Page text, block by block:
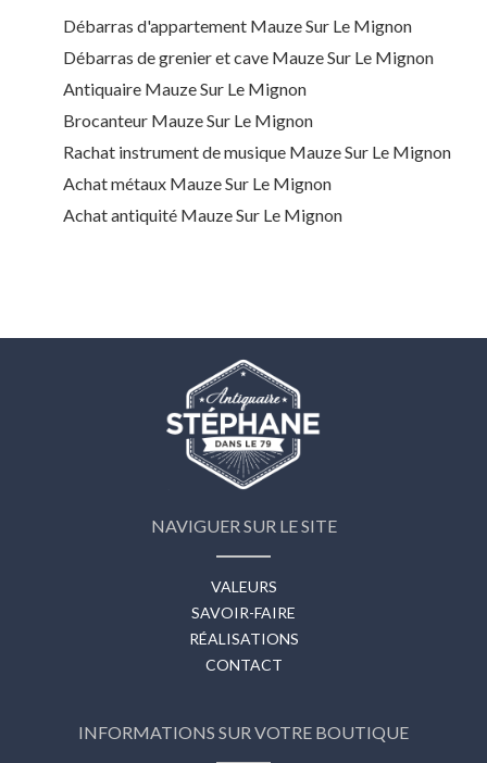
Débarras d'appartement Mauze Sur Le Mignon
Débarras de grenier et cave Mauze Sur Le Mignon
Antiquaire Mauze Sur Le Mignon
Brocanteur Mauze Sur Le Mignon
Rachat instrument de musique Mauze Sur Le Mignon
Achat métaux Mauze Sur Le Mignon
Achat antiquité Mauze Sur Le Mignon
NAVIGUER SUR LE SITE
VALEURS
SAVOIR-FAIRE
RÉALISATIONS
CONTACT
INFORMATIONS SUR VOTRE BOUTIQUE